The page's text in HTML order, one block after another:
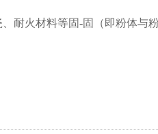
耐火材料等固-固（即粉体与